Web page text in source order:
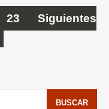
23 Siguientes